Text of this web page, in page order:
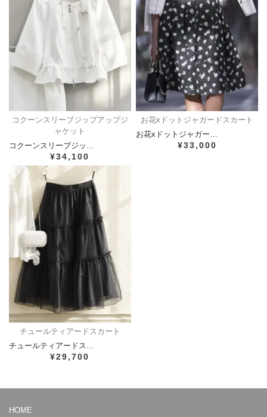
コクーンスリーブジップアップジ
ャケット
コクーンスリーブジッ…
¥34,100
お花xドットジャガードスカート
お花xドットジャガー…
¥33,000
チュールティアードスカート
チュールティアードス…
¥29,700
HOME